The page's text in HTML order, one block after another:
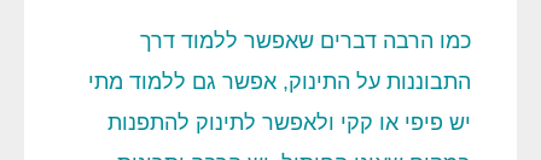
כמו הרבה דברים שאפשר ללמוד דרך
התבוננות על התינוק, אפשר גם ללמוד מתי
יש פיפי או קקי ולאפשר לתינוק להתפנות